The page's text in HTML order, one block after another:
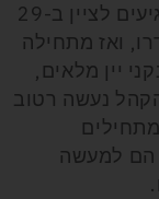
משמע. אנשים מספרד ומכל העולם מגיעים לציין ב-29
ואז מתחילה
יין מלאים,
נעשה רטוב
הם למעשה